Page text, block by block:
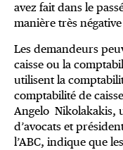
avez fait dans le
manière très
Les demandeurs
caisse ou la
utilisent la
comptabilité de
Angelo Nikolakakis,
d’avocats et
l’ABC, indique que